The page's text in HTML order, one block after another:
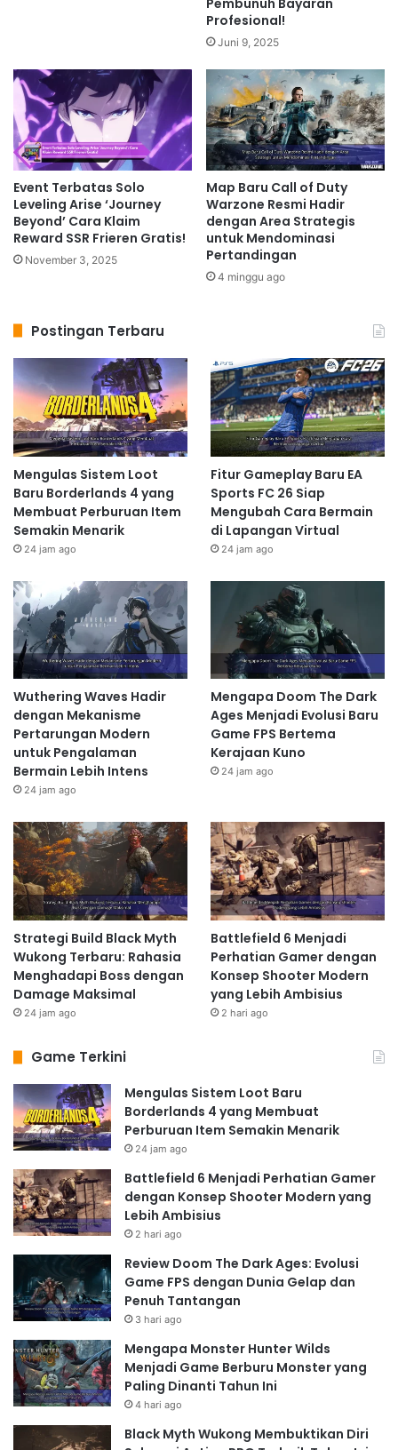
Pembunuh Bayaran
Profesional!
Juni 9, 2025
Event Terbatas Solo
Leveling Arise ‘Journey
Beyond’ Cara Klaim
Reward SSR Frieren Gratis!
November 3, 2025
Map Baru Call of Duty
Warzone Resmi Hadir
dengan Area Strategis
untuk Mendominasi
Pertandingan
4 minggu ago
Postingan Terbaru
Mengulas Sistem Loot
Baru Borderlands 4 yang
Membuat Perburuan Item
Semakin Menarik
24 jam ago
Fitur Gameplay Baru EA
Sports FC 26 Siap
Mengubah Cara Bermain
di Lapangan Virtual
24 jam ago
Wuthering Waves Hadir
dengan Mekanisme
Pertarungan Modern
untuk Pengalaman
Bermain Lebih Intens
24 jam ago
Mengapa Doom The Dark
Ages Menjadi Evolusi Baru
Game FPS Bertema
Kerajaan Kuno
24 jam ago
Strategi Build Black Myth
Wukong Terbaru: Rahasia
Menghadapi Boss dengan
Damage Maksimal
24 jam ago
Battlefield 6 Menjadi
Perhatian Gamer dengan
Konsep Shooter Modern
yang Lebih Ambisius
2 hari ago
Game Terkini
Mengulas Sistem Loot Baru
Borderlands 4 yang Membuat
Perburuan Item Semakin Menarik
24 jam ago
Battlefield 6 Menjadi Perhatian Gamer
dengan Konsep Shooter Modern yang
Lebih Ambisius
2 hari ago
Review Doom The Dark Ages: Evolusi
Game FPS dengan Dunia Gelap dan
Penuh Tantangan
3 hari ago
Mengapa Monster Hunter Wilds
Menjadi Game Berburu Monster yang
Paling Dinanti Tahun Ini
4 hari ago
Black Myth Wukong Membuktikan Diri